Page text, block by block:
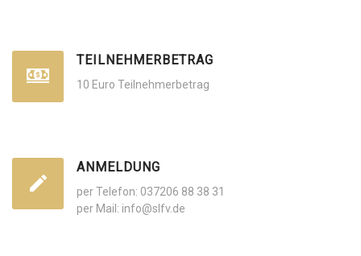
TEILNEHMERBETRAG
10 Euro Teilnehmerbetrag
ANMELDUNG
per Telefon: 037206 88 38 31
per Mail: info@slfv.de